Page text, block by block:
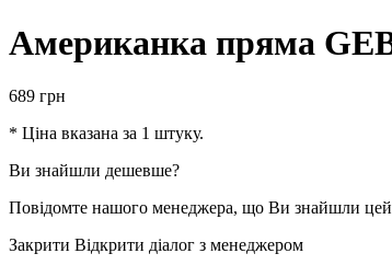
Американка пряма
689 грн
* Ціна вказана за 1 штуку.
Ви знайшли дешевше?
Повідомте нашого менеджера, що Ви знайшли
Закрити Відкрити діалог з менеджером